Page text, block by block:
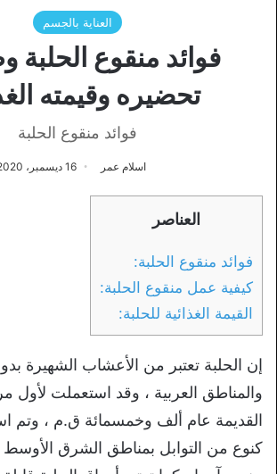
العناية بالجسم
فوائد منقوع الحلبة
تحضيره وقيمته
فوائد منقوع الحلبة
اسلام عمر 16 ديسمبر، 2020
العناصر
فوائد منقوع الحلبة:
كيفية عمل منقوع الحلبة:
القيمة الغذائية للحلبة:
إن الحلبة تعتبر من الأعشاب الشهيرة
والمناطق العربية ، وقد استعملت لأول
القديمة عام ألف وخمسمائة ق.م ، وتم
كنوع من التوابل بمناطق الشرق الأوسط